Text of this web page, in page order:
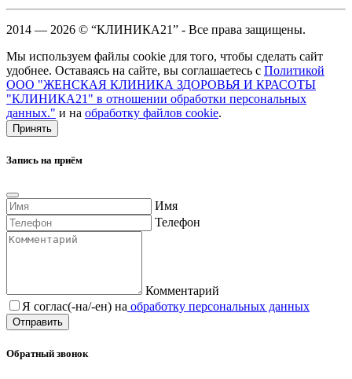
2014 — 2026 © “КЛИНИКА21” - Все права защищены.
Мы используем файлы cookie для того, чтобы сделать сайт
удобнее. Оставаясь на сайте, вы соглашаетесь с Политикой
ООО "ЖЕНСКАЯ КЛИНИКА ЗДОРОВЬЯ И КРАСОТЫ
"КЛИНИКА21" в отношении обработки персональных
данных." и на обработку файлов cookie.
Принять
Запись на приём
Имя
Телефон
Комментарий
Я соглас(-на/-ен) на обработку персональных данных
Обратный звонок